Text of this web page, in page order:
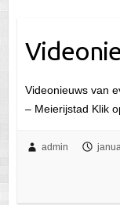
Videonieuws van
– Meierijstad Klik
admin